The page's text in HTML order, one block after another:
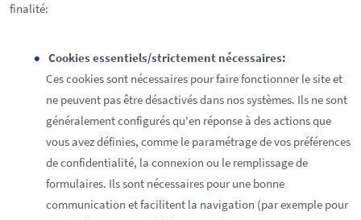
finalité:
Cookies essentiels/strictement nécessaires:
Ces cookies sont nécessaires pour faire fonctionner le site et
ne peuvent pas être désactivés dans nos systèmes. Ils ne sont
généralement configurés qu'en réponse à des actions que
vous avez définies, comme le paramétrage de vos préférences
de confidentialité, la connexion ou le remplissage de
formulaires. Ils sont nécessaires pour une bonne
communication et facilitent la navigation (par exemple pour